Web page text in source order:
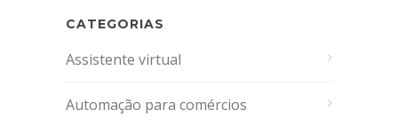
CATEGORIAS
Assistente virtual
Automação para comércios